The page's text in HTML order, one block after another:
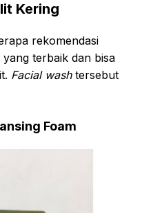
Kering
rekomendasi
terbaik dan bisa
Facial washtersebut
Foam